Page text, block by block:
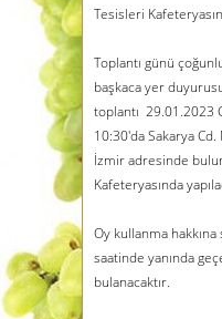
Tesisleri
Toplantı günü
başkaca yer
toplantı 29.01.2023
10:30'daSakarya Cd.
İzmiradresinde
Kafeteryasında
Oy kullanma
saatinde yanında
bulanacaktır.